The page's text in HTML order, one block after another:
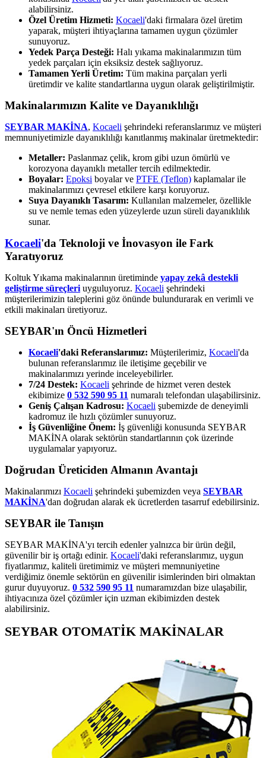
alabilirsiniz.
Özel Üretim Hizmeti: Kocaeli'daki firmalara özel üretim
yaparak, müşteri ihtiyaçlarına tamamen uygun çözümler
sunuyoruz.
Yedek Parça Desteği: Halı yıkama makinalarımızın tüm
yedek parçaları için eksiksiz destek sağlıyoruz.
Tamamen Yerli Üretim: Tüm makina parçaları yerli
üretimdir ve kalite standartlarına uygun olarak geliştirilmiştir.
Makinalarımızın Kalite ve Dayanıklılığı
SEYBAR MAKİNA, Kocaeli şehrindeki referanslarımız ve müşteri
memnuniyetimizle dayanıklılığı kanıtlanmış makinalar üretmektedir:
Metaller: Paslanmaz çelik, krom gibi uzun ömürlü ve
korozyona dayanıklı metaller tercih edilmektedir.
Boyalar: Epoksi boyalar ve PTFE (Teflon) kaplamalar ile
makinalarımızı çevresel etkilere karşı koruyoruz.
Suya Dayanıklı Tasarım: Kullanılan malzemeler, özellikle
su ve nemle temas eden yüzeylerde uzun süreli dayanıklılık
sunar.
Kocaeli'da Teknoloji ve İnovasyon ile Fark
Yaratıyoruz
Koltuk Yıkama makinalarının üretiminde yapay zekâ destekli
geliştirme süreçleri uyguluyoruz. Kocaeli şehrindeki
müşterilerimizin taleplerini göz önünde bulundurarak en verimli ve
etkili makinaları üretiyoruz.
SEYBAR'ın Öncü Hizmetleri
Kocaeli'daki Referanslarımız: Müşterilerimiz, Kocaeli'da
bulunan referanslarımız ile iletişime geçebilir ve
makinalarımızı yerinde inceleyebilirler.
7/24 Destek: Kocaeli şehrinde de hizmet veren destek
ekibimize 0 532 590 95 11 numaralı telefondan ulaşabilirsiniz.
Geniş Çalışan Kadrosu: Kocaeli şubemizde de deneyimli
kadromuz ile hızlı çözümler sunuyoruz.
İş Güvenliğine Önem: İş güvenliği konusunda SEYBAR
MAKİNA olarak sektörün standartlarının çok üzerinde
uygulamalar yapıyoruz.
Doğrudan Üreticiden Almanın Avantajı
Makinalarımızı Kocaeli şehrindeki şubemizden veya SEYBAR
MAKİNA'dan doğrudan alarak ek ücretlerden tasarruf edebilirsiniz.
SEYBAR ile Tanışın
SEYBAR MAKİNA'yı tercih edenler yalnızca bir ürün değil,
güvenilir bir iş ortağı edinir. Kocaeli'daki referanslarımız, uygun
fiyatlarımız, kaliteli üretimimiz ve müşteri memnuniyetine
verdiğimiz önemle sektörün en güvenilir isimlerinden biri olmaktan
gurur duyuyoruz. 0 532 590 95 11 numaramızdan bize ulaşabilir,
ihtiyacınıza özel çözümler için uzman ekibimizden destek
alabilirsiniz.
SEYBAR OTOMATİK MAKİNALAR